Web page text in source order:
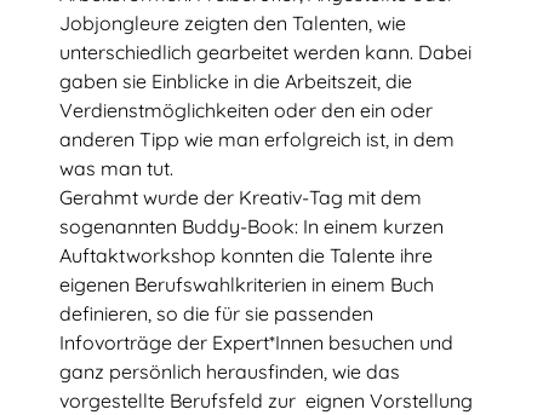
Testimonials & Talentstories
TalentNetzwerk Köln
Team Köln
Kontakt
Jobjongleure zeigten den Talenten, wie
unterschiedlich gearbeitet werden kann. Dabei
gaben sie Einblicke in die Arbeitszeit, die
Verdienstmöglichkeiten oder den ein oder
anderen Tipp wie man erfolgreich ist, in dem
was man tut.
Gerahmt wurde der Kreativ-Tag mit dem
sogenannten Buddy-Book: In einem kurzen
Auftaktworkshop konnten die Talente ihre
eigenen Berufswahlkriterien in einem Buch
definieren, so die für sie passenden
Infovorträge der Expert*Innen besuchen und
ganz persönlich herausfinden, wie das
vorgestellte Berufsfeld zur eignen Vorstellung